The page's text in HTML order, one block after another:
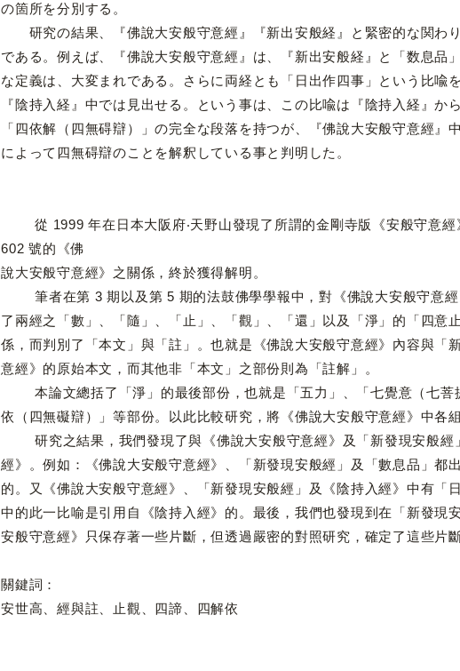
の箇所を分別する。
研究の結果、『佛說大安般守意經』『新出安般経』と緊密的な関わ
である。例えば、『佛說大安般守意經』は、『新出安般経』と「数息品
な定義は、大変まれである。さらに両経とも「日出作四事」という比喩
『陰持入経』中では見出せる。という事は、この比喩は『陰持入経』か
「四依解（四無碍辯）」の完全な段落を持つが、『佛說大安般守意經
によって四無碍辯のことを解釈している事と判明した。
從 1999 年在日本大阪府‧天野山發現了所謂的金剛寺版《安般守意經
602 號的《佛
說大安般守意經》之關係，終於獲得解明。
筆者在第 3 期以及第 5 期的法鼓佛學學報中，對《佛說大安般守意經
了兩經之「數」、「隨」、「止」、「觀」、「還」以及「淨」的「四意
係，而判別了「本文」與「註」。也就是《佛說大安般守意經》內容與「
意經》的原始本文，而其他非「本文」之部份則為「註解」。
本論文總括了「淨」的最後部份，也就是「五力」、「七覺意（七菩
依（四無礙辯）」等部份。以此比較研究，將《佛說大安般守意經》中各
研究之結果，我們發現了與《佛說大安般守意經》及「新發現安般經
經》。例如：《佛說大安般守意經》、「新發現安般經」及「數息品」
的。又《佛說大安般守意經》、「新發現安般經」及《陰持入經》中有
中的此一比喻是引用自《陰持入經》的。最後，我們也發現到在「新發
安般守意經》只保存著一些片斷，但透過嚴密的對照研究，確定了這些片
關鍵詞：
安世高、經與註、止觀、四諦、四解依